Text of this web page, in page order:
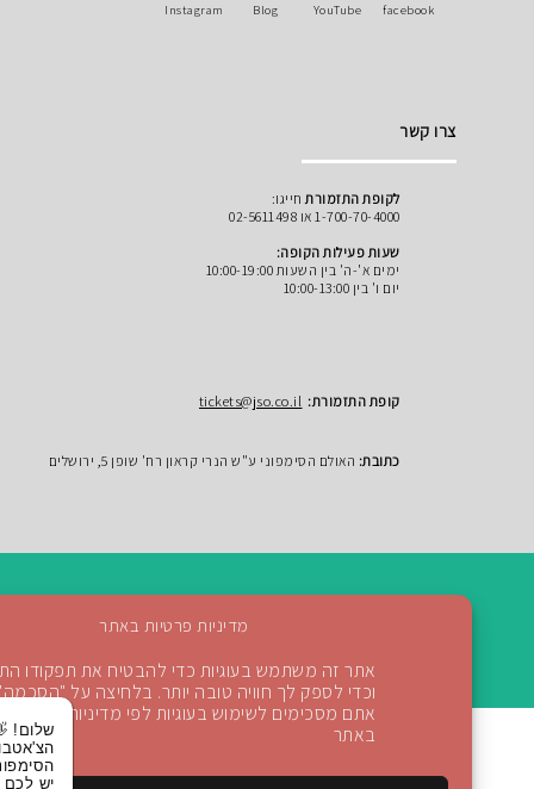
מדיניות פרטיות באתר
אתר זה משתמש בעוגיות כדי להבטיח את תפקודו התקין
וכדי לספק לך חוויה טובה יותר. בלחיצה על "הסכמה"
אתם מסכימים לשימוש בעוגיות לפי מדיניות הפרטיות
YouTube
Blog
Instagram
לקופת התזמורתחייגו:
1-700-70-4000 או 02-5611498
שעות פעילות הקופה:
ימים א'-ה' בין השעות 10:00-19:00
קופת התזמורת: tickets@jso.co.il
האולם הסימפוני ע"ש הנרי קראון רח' שופן 5, ירושלים
חזרה למעלה
שלום! 👋 אני
הצ'אטבוט של
הסימפונית
יש לכם שאלות?